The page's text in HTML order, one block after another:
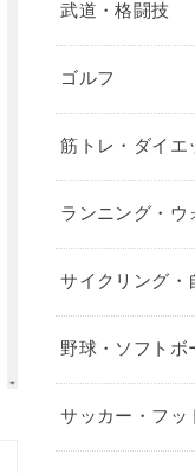
武道・格闘技
ゴルフ
筋トレ・ダイエ
ランニング・ウ
サイクリング・
野球・ソフトボ
サッカー・フッ